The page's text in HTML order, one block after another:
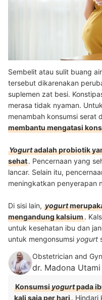
Sembelit atau sulit buang
tersebut dikarenakan
suplemen zat besi.
merasa tidak nyaman.
menambah konsumsi serat
membantu mengatasi
Yogurtadalah probiotik
sehat. Pencernaan yang
lancar. Selain itu,
meningkatkan penyerapan
Di sisi lain, yogurt
mengandung kalsium.
untuk kesehatan ibu dan
untuk mengonsumsi yogurt
Obstetrician and
dr. Madona
Konsumsiyogurtpada
kali saja per hari. Hindari